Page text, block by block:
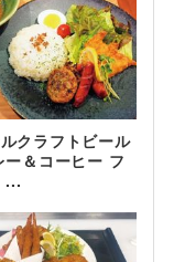
クラフトビール
ー＆コーヒー フ
...